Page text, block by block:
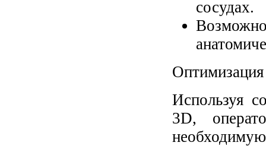
сосудах.
Используя
3D,